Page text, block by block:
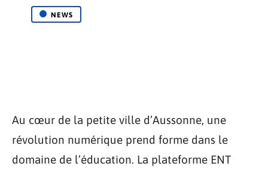
NEWS
Au cœur de la petite ville d’Aussonne, une
révolution numérique prend forme dans le
domaine de l’éducation. La plateforme ENT